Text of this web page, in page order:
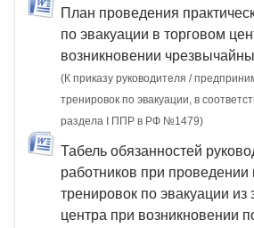
План проведения
по эвакуации в торговом
возникновении
(К приказу руководителя /
тренировок по эвакуации, в
раздела I ППР в РФ №1479)
Табель обязанностей
работников при проведении
тренировок по эвакуации из
центра при возникновении